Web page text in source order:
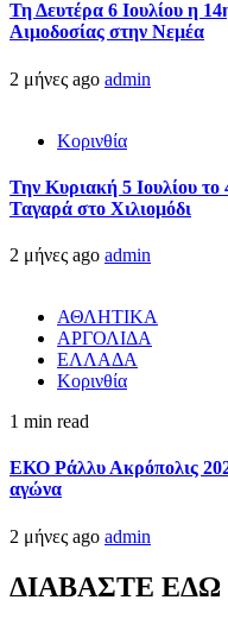
Τη Δευτέρα 6 Ιουλίου η
Αιμοδοσίας στην Νεμέα
2 μήνες ago admin
Κορινθία
Την Κυριακή 5 Ιουλίου
Ταγαρά στο Χιλιομόδι
2 μήνες ago admin
ΑΘΛΗΤΙΚΑ
ΑΡΓΟΛΙΔΑ
ΕΛΛΑΔΑ
Κορινθία
1 min read
ΕΚΟ Ράλλυ Ακρόπολις
αγώνα
2 μήνες ago admin
ΔΙΑΒΑΣΤΕ ΕΔΩ